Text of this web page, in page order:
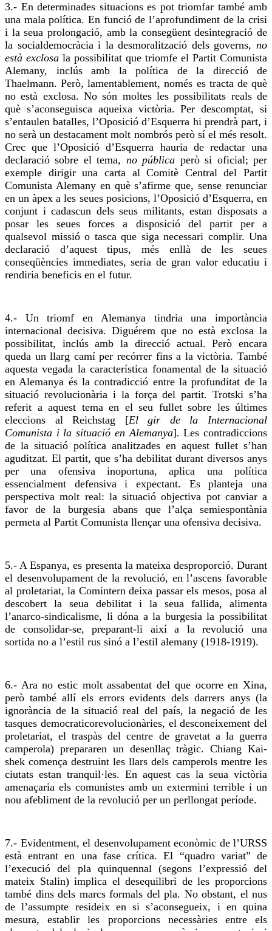
3.- En determinades situacions es pot triomfar també amb
una mala política. En funció de l’aprofundiment de la crisi
i la seua prolongació, amb la consegüent desintegració de
la socialdemocràcia i la desmoralització dels governs, no
està exclosa la possibilitat que triomfe el Partit Comunista
Alemany, inclús amb la política de la direccióde
Thaelmann. Però, lamentablement, només es tracta de què
no està exclosa. No són moltes les possibilitats realsde
què s’aconseguisca aqueixa victòria. Per descomptat, si
s’entaulen batalles, l’Oposició d’Esquerra hi prendrà part, i
no serà un destacament molt nombrós però sí el més resolt.
Crec que l’Oposició d’Esquerra hauria de redactar una
declaració sobre el tema, no pública però si oficial; per
exemple dirigir una carta al Comitè Central del Partit
Comunista Alemany en què s’afirme que, sense renunciar
en un àpex a les seues posicions, l’Oposició d’Esquerra, en
conjunt i cadascun dels seus militants, estan disposats a
posar les seues forces a disposició del partit per a
qualsevol missió o tasca que siga necessari complir. Una
declaració d’aquest tipus, més enllà de les seues
conseqüències immediates, seria de gran valor educatiu i
rendiria beneficis en el futur.
4.- Un triomf en Alemanya tindria una importància
internacional decisiva. Diguérem que no està exclosa la
possibilitat, inclús amb la direccióactual. Però encara
queda un llarg camí per recórrer fins a la victòria. També
aquesta vegada la característica fonamental de la situació
en Alemanya és la contradicció entre la profunditat de la
situació revolucionària i la força del partit. Trotski s’ha
referit a aquest tema en el seu fullet sobre les últimes
eleccions alReichstag [El gir de la Internacional
Comunista i la situació en Alemanya].Les contradiccions
de la situació política analitzades en aquest fullet s’han
aguditzat. El partit, que s’ha debilitat durant diversos anys
per una ofensiva inoportuna, aplica una política
essencialment defensiva i expectant. Es planteja una
perspectiva molt real: la situació objectiva pot canviar a
favor de la burgesia abans que l’alça semiespontània
permeta al Partit Comunista llençar una ofensiva decisiva.
5.- A Espanya, es presenta la mateixa desproporció. Durant
el desenvolupament de la revolució, en l’ascens favorable
al proletariat, la Cominterndeixa passar els mesos, posa al
descobert la seua debilitat i la seua fallida, alimenta
l’anarco-sindicalisme, li dóna a la burgesia la possibilitat
de consolidar-se,preparant-li així a la revolució una
sortida no a l’estil rus sinó a l’estil alemany (1918-1919).
6.- Ara no estic molt assabentat del que ocorre en Xina,
però també allí els errors evidents dels darrers anys (la
ignorància de la situacióreal del país, la negació de les
tasques democraticorevolucionàries, el desconeixement del
proletariat, el traspàs del centre de gravetat a la guerra
camperola) prepararen un desenllaç tràgic. Chiang Kai-
shek comença destruint les llars dels camperols mentre les
ciutats estan tranquil·les. En aquest cas la seua victòria
amenaçaria els comunistes amb un extermini terrible i un
nou afebliment de la revolució per un perllongat període.
7.- Evidentment, el desenvolupament econòmic de l’URSS
està entrant en una fase crítica. El “quadro variat” de
l’execució del pla quinquennal (segons l’expressió del
mateix Stalin) implica el desequilibri de les proporcions
també dins dels marcs formals del pla. No obstant, el nus
de l’assumpte resideix en si s’aconsegueix, i en quina
mesura, establir les proporcions necessàries entre els